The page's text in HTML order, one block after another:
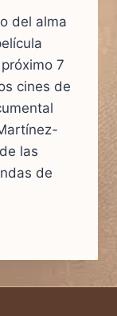
del alma
7
cines de
las
de